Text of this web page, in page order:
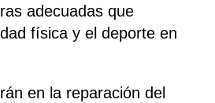
adecuadas que
física y el deporte en
en la reparación del